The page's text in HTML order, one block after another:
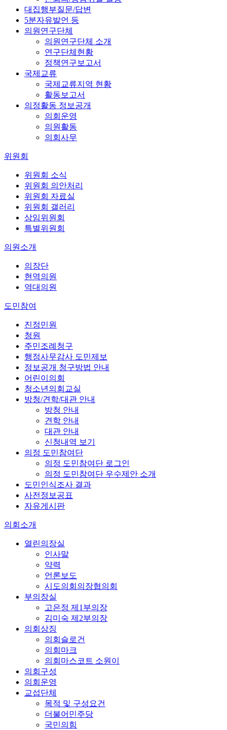
대집행부질문/답변
5분자유발언 등
의원연구단체
의원연구단체 소개
연구단체현황
정책연구보고서
국제교류
국제교류지역 현황
활동보고서
의정활동 정보공개
의회운영
의원활동
의회사무
위원회
위원회 소식
위원회 의안처리
위원회 자료실
위원회 갤러리
상임위원회
특별위원회
의원소개
의장단
현역의원
역대의원
도민참여
진정민원
청원
주민조례청구
행정사무감사 도민제보
정보공개 청구방법 안내
어린이의회
청소년의회교실
방청/견학/대관 안내
방청 안내
견학 안내
대관 안내
신청내역 보기
의정 도민참여단
의정 도민참여단 로그인
의정 도민참여단 우수제안 소개
도민인식조사 결과
사전정보공표
자유게시판
의회소개
열린의장실
인사말
약력
언론보도
시도의회의장협의회
부의장실
고은정 제1부의장
김미숙 제2부의장
의회상징
의회슬로건
의회마크
의회마스코트 소원이
의회구성
의회운영
교섭단체
목적 및 구성요건
더불어민주당
국민의힘